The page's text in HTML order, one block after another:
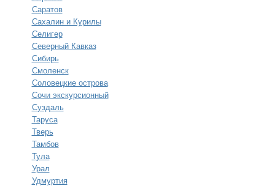
Саратов
Сахалин и Курилы
Селигер
Северный Кавказ
Сибирь
Смоленск
Соловецкие острова
Сочи экскурсионный
Суздаль
Таруса
Тверь
Тамбов
Тула
Урал
Удмуртия